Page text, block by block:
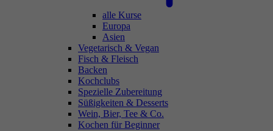
alle Kurse
Europa
Asien
Vegetarisch & Vegan
Fisch & Fleisch
Backen
Kochclubs
Spezielle Zubereitung
Süßigkeiten & Desserts
Wein, Bier, Tee & Co.
Kochen für Beginner